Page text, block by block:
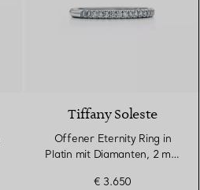
Tiffany Soleste
Offener Eternity Ring in
Platin mit Diamanten, 2 mm
€ 3.650